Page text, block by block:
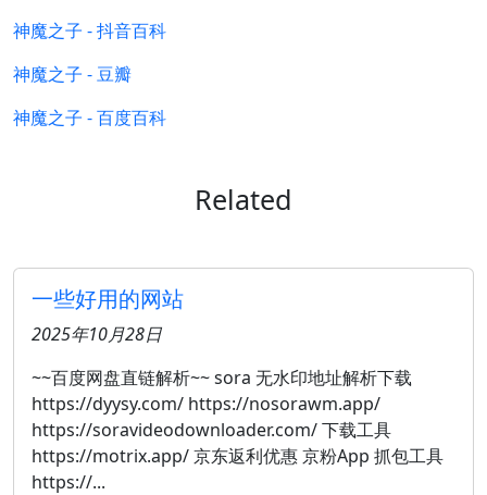
神魔之子 - 抖音百科
神魔之子 - 豆瓣
神魔之子 - 百度百科
Related
一些好用的网站
2025年10月28日
~~百度网盘直链解析~~ sora 无水印地址解析下载
https://dyysy.com/ https://nosorawm.app/
https://soravideodownloader.com/ 下载工具
https://motrix.app/ 京东返利优惠 京粉App 抓包工具
https://...